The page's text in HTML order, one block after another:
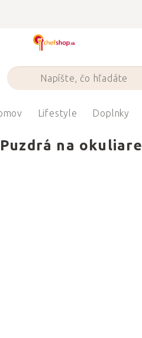
Lifestyle Doplnky
Puzdrá na okuliare